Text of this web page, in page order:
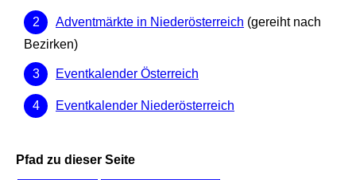
Adventmärkte in Niederösterreich (gereiht nach
Bezirken)
Eventkalender Österreich
Eventkalender Niederösterreich
Pfad zu dieser Seite